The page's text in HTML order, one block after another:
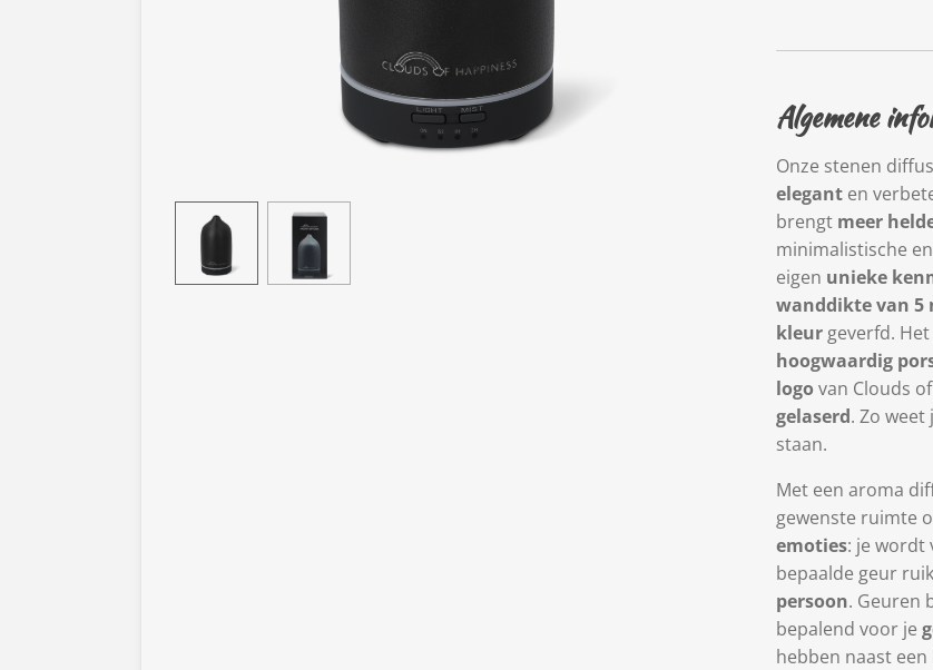
Algemene
Onze stenen
elegant en
brengt meer
minimalistische en
eigen unieke
wanddikte van 5
kleur geverfd.
hoogwaardig
logo van Clouds
gelaserd. Zo
staan.
Met een aroma
gewenste ruimte
emoties: je wordt
bepaalde geur
persoon. Geuren
bepalend voor je
hebben naast